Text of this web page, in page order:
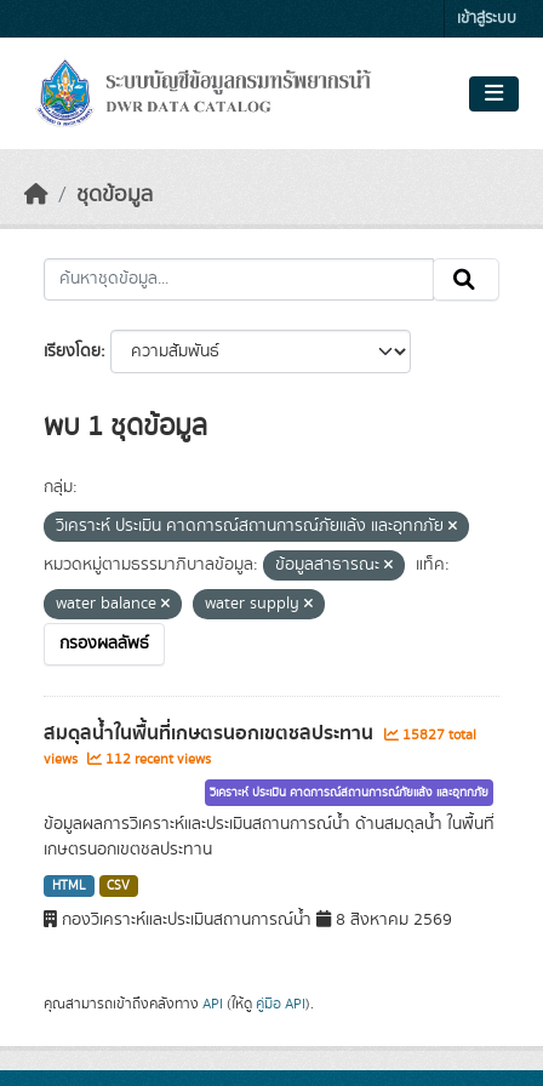
เข้าสู่ระบบ
ชุดข้อมูล
เรียงโดย
พบ 1 ชุดข้อมูล
กลุ่ม:
วิเคราะห์ ประเมิน คาดการณ์สถานการณ์ภัยแล้ง และอุทกภัย
หมวดหมู่ตามธรรมาภิบาลข้อมูล:
ข้อมูลสาธารณะ
แท็ค:
water balance
water supply
กรองผลลัพธ์
สมดุลน้ำในพื้นที่เกษตรนอกเขตชลประทาน
15827 total
views
112 recent views
วิเคราะห์ ประเมิน คาดการณ์สถานการณ์ภัยแล้ง และอุทกภัย
ข้อมูลผลการวิเคราะห์และประเมินสถานการณ์น้ำ ด้านสมดุลน้ำ ในพื้นที่
เกษตรนอกเขตชลประทาน
HTML CSV
กองวิเคราะห์และประเมินสถานการณ์น้ำ 8 สิงหาคม 2569
คุณสามารถเข้าถึงคลังทาง API (ให้ดู คู่มือ API).